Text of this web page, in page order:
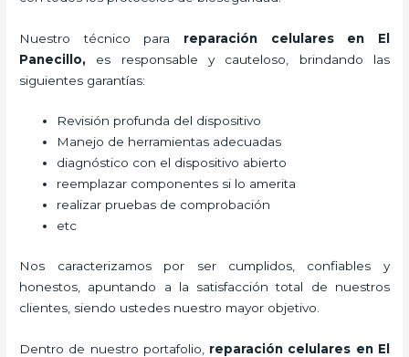
Nuestro técnico para reparación celulares
en El
Panecillo, es responsable y cauteloso, brindando las
siguientes garantías:
Revisión profunda del dispositivo
Manejo de herramientas adecuadas
diagnóstico con el dispositivo abierto
reemplazar componentes si lo amerita
realizar pruebas de comprobación
etc
Nos caracterizamos por ser cumplidos, confiables y
honestos, apuntando a la satisfacción total de nuestros
clientes, siendo ustedes nuestro mayor objetivo.
Dentro de nuestro portafolio, reparación celulares en El